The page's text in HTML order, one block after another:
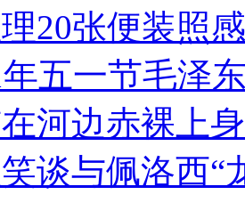
20张便装照
年五一节毛泽
河边赤裸上
谈与佩洛西“